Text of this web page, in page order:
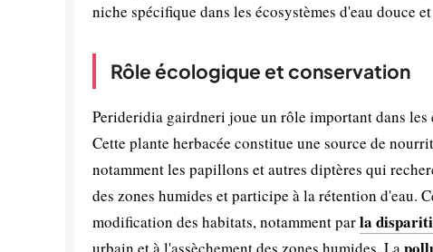
niche spécifique dans les écosystèmes d'eau douce
Rôle écologique et conservation
Perideridia gairdneri joue un rôle important dans
Cette plante herbacée constitue une source de
notamment les papillons et autres diptères qui
des zones humides et participe à la rétention d'eau.
modification des habitats, notamment parla